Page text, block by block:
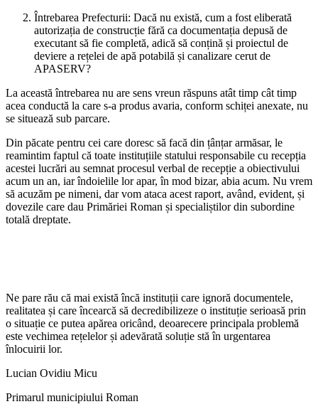
Întrebarea Prefecturii: Dacă nu există, cum a fost eliberată
autorizația de construcție fără ca documentația depusă de
executant să fie completă, adică să conțină și proiectul de
deviere a rețelei de apă potabilă și canalizare cerut de
APASERV?
La această întrebarea nu are sens vreun răspuns atât timp cât timp
acea conductă la care s-a produs avaria, conform schiței anexate, nu
se situează sub parcare.
Din păcate pentru cei care doresc să facă din țânțar armăsar, le
reamintim faptul că toate instituțiile statului responsabile cu recepția
acestei lucrări au semnat procesul verbal de recepție a obiectivului
acum un an, iar îndoielile lor apar, în mod bizar, abia acum. Nu vrem
să acuzăm pe nimeni, dar vom ataca acest raport, având, evident, și
dovezile care dau Primăriei Roman și specialiștilor din subordine
totală dreptate.
Ne pare rău că mai există încă instituții care ignoră documentele,
realitatea și care încearcă să decredibilizeze o instituție serioasă prin
o situație ce putea apărea oricând, deoarecere principala problemă
este vechimea rețelelor și adevărată soluție stă în urgentarea
înlocuirii lor.
Lucian Ovidiu Micu
Primarul municipiului Roman